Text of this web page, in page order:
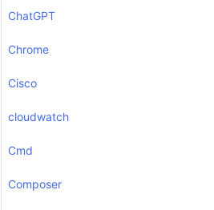
ChatGPT
Chrome
Cisco
cloudwatch
Cmd
Composer